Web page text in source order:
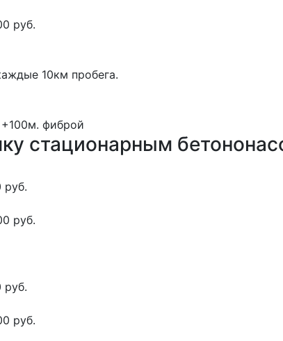
руб.
10км пробега.
+100м. фиброй
стационарным
руб.
руб.